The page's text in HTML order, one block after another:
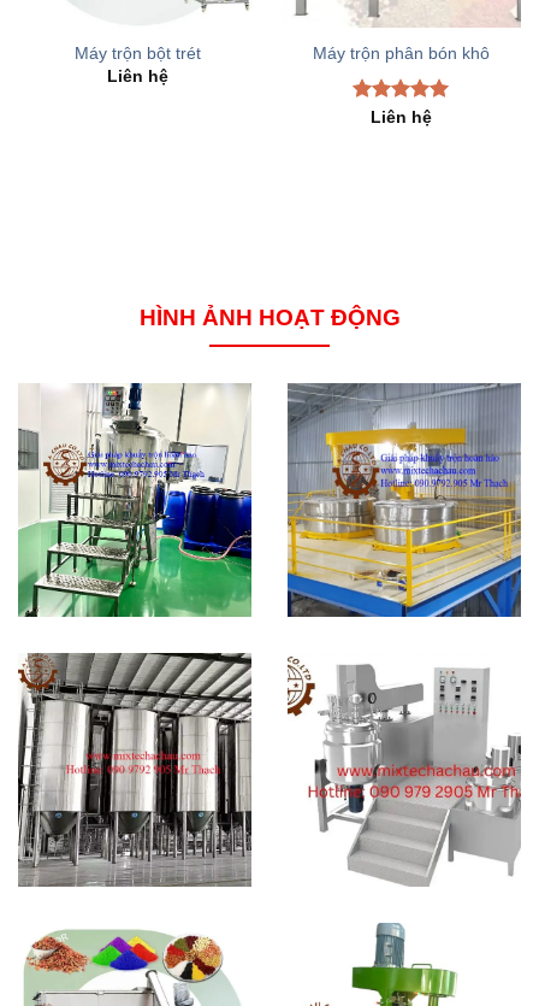
Máy trộn bột trét
Liên hệ
Máy trộn phân bón khô
Rated 5.00
Liên hệ
HÌNH ẢNH HOẠT ĐỘNG